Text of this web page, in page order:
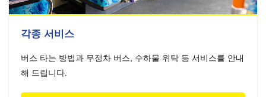
각종 서비스
버스 타는 방법과 무정차 버스, 수하물 위탁 등 서비스를 안내
해 드립니다.